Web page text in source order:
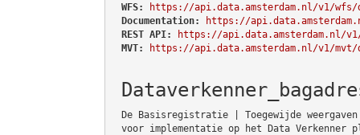
WFS:
https://api.data.amsterdam.nl/v1/wfs/
Documentation:
https://
REST API:
https://api.data.amsterdam.nl/
MVT:
https://api.data.amsterdam.nl/v1/mvt/
De Basisregistratie | Toegewijde
voor implementatie op het Data Verkenner